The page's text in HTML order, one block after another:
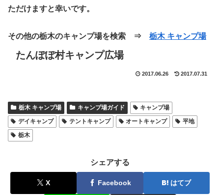
ただけますと幸いです。
その他の栃木のキャンプ場を検索 ⇒ 栃木 キャンプ場
たんぽぽ村キャンプ広場
2017.06.26 2017.07.31
栃木 キャンプ場 キャンプ場ガイド
キャンプ場
デイキャンプ
テントキャンプ オートキャンプ
平地
栃木
シェアする
X Facebook はてブ